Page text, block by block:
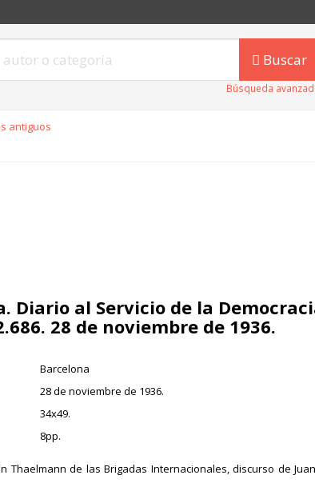
Buscar
Búsqueda
antiguos
Diario al Servicio de la
28 de noviembre de 1936.
Barcelona
28 de noviembre de 1936.
34x49.
8pp.
Thaelmann de las Brigadas Internacionales, discurso de